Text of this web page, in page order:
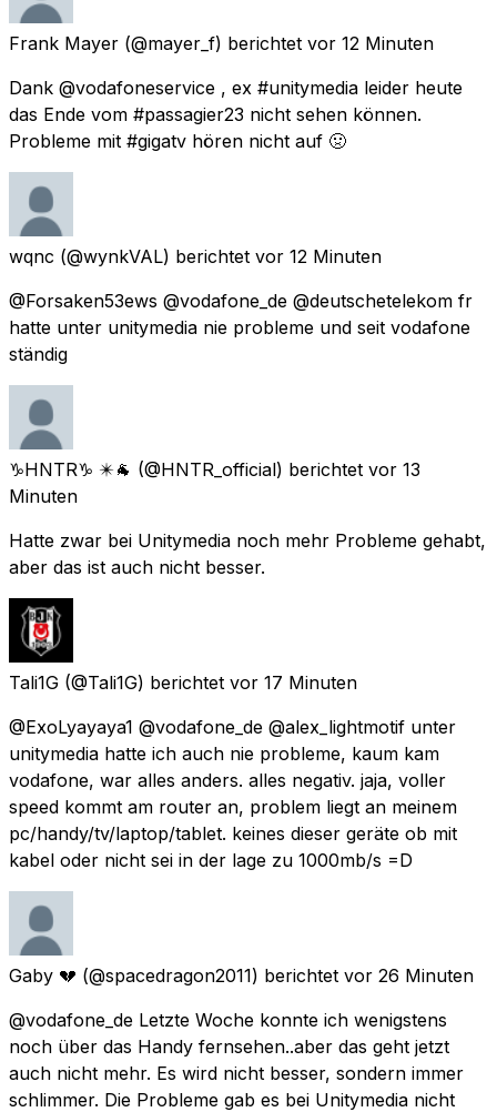
Frank Mayer (@mayer_f) berichtet vor 12 Minuten
Dank @vodafoneservice , ex #unitymedia leider heute
das Ende vom #passagier23 nicht sehen können.
Probleme mit #gigatv hören nicht auf 🤢
wqnc (@wynkVAL) berichtet vor 12 Minuten
@Forsaken53ews @vodafone_de @deutschetelekom fr
hatte unter unitymedia nie probleme und seit vodafone
ständig
♑HNTR♑ ✴️🐐 (@HNTR_official) berichtet vor 13
Minuten
Hatte zwar bei Unitymedia noch mehr Probleme gehabt,
aber das ist auch nicht besser.
Tali1G (@Tali1G) berichtet vor 17 Minuten
@ExoLyayaya1 @vodafone_de @alex_lightmotif unter
unitymedia hatte ich auch nie probleme, kaum kam
vodafone, war alles anders. alles negativ. jaja, voller
speed kommt am router an, problem liegt an meinem
pc/handy/tv/laptop/tablet. keines dieser geräte ob mit
kabel oder nicht sei in der lage zu 1000mb/s =D
Gaby 💔 (@spacedragon2011) berichtet vor 26 Minuten
@vodafone_de Letzte Woche konnte ich wenigstens
noch über das Handy fernsehen..aber das geht jetzt
auch nicht mehr. Es wird nicht besser, sondern immer
schlimmer. Die Probleme gab es bei Unitymedia nicht